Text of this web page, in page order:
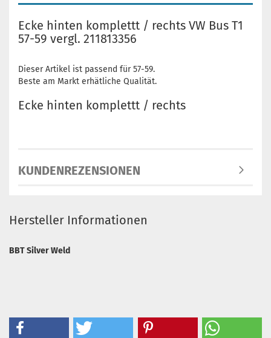
Ecke hinten komplettt / rechts VW Bus T1
57-59 vergl. 211813356
Dieser Artikel ist passend für 57-59.
Beste am Markt erhätliche Qualität.
Ecke hinten komplettt / rechts
KUNDENREZENSIONEN
Hersteller Informationen
BBT Silver Weld